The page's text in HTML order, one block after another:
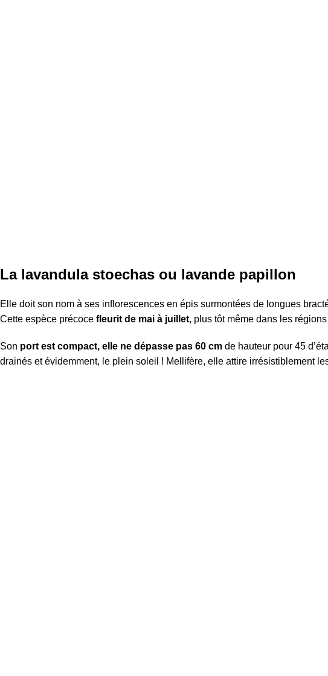
La lavandula stoechas ou lavande papillon
Elle doit son nom à ses inflorescences en épis surmontées de longues
Cette espèce précoce fleurit de mai à juillet, plus tôt même dans les
Son port est compact, elle ne dépasse pas 60 cm de hauteur pour 45
drainés et évidemment, le plein soleil ! Mellifère, elle attire irrésistiblement